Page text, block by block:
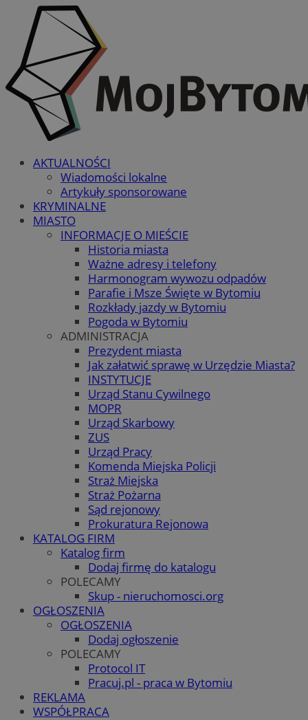
AKTUALNOŚCI
Wiadomości lokalne
Artykuły sponsorowane
KRYMINALNE
MIASTO
INFORMACJE O MIEŚCIE
Historia miasta
Ważne adresy i telefony
Harmonogram wywozu odpadów
Parafie i Msze Święte w Bytomiu
Rozkłady jazdy w Bytomiu
Pogoda w Bytomiu
ADMINISTRACJA
Prezydent miasta
Jak załatwić sprawę w Urzędzie Miasta?
INSTYTUCJE
Urząd Stanu Cywilnego
MOPR
Urząd Skarbowy
ZUS
Urząd Pracy
Komenda Miejska Policji
Straż Miejska
Straż Pożarna
Sąd rejonowy
Prokuratura Rejonowa
KATALOG FIRM
Katalog firm
Dodaj firmę do katalogu
POLECAMY
Skup - nieruchomosci.org
OGŁOSZENIA
OGŁOSZENIA
Dodaj ogłoszenie
POLECAMY
Protocol IT
Pracuj.pl - praca w Bytomiu
REKLAMA
WSPÓŁPRACA